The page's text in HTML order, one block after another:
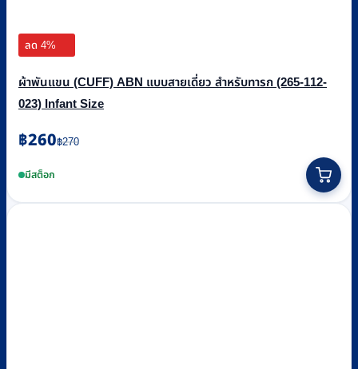
ลด 4%
ผ้าพันแขน (CUFF) ABN แบบสายเดี่ยว สำหรับทารก (265-112-
023) Infant Size
฿270
Original
price
was:
฿260
Current
price
is:มีสต็อก